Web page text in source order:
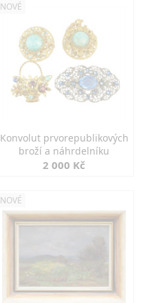
NOVÉ
Konvolut prvorepublikových
broží a náhrdelníku
2 000 Kč
NOVÉ